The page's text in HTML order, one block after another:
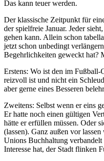
Das kann teuer werden.
Der klassische Zeitpunkt für
der spielfreie Januar. Jeder
gehen kann. Allein schon
jetzt schon unbedingt
Begehrlichkeiten geweckt hat?
Erstens: Wo ist den im Fußball-
reizvoll ist und nicht ein
aber gerne eines Besseren
Zweitens: Selbst wenn er eins
Er hatte noch einen gültigen
hätte er erfüllen müssen. Oder
(lassen). Ganz außen vor
Unions Buchhaltung
Interesse hat, der Stadt flinken